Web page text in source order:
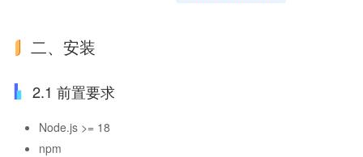
二、安装
2.1 前置要求
Node.js >= 18
npm